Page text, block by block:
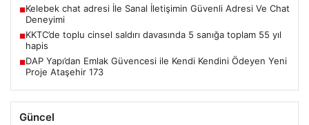
■Kelebek chat adresi İle Sanal İletişimin Güvenli Adresi Ve Chat
Deneyimi
■KKTC’de toplu cinsel saldırı davasında 5 sanığa toplam 55 yıl
hapis
■DAP Yapı’dan Emlak Güvencesi ile Kendi Kendini Ödeyen Yeni
Proje Ataşehir 173
Güncel